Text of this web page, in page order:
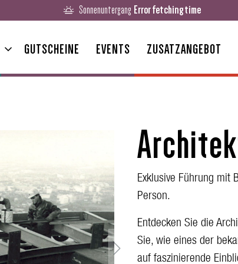
Sonnenuntergang Error fetching time
GUTSCHEINE EVENTS ZUSATZANGEBOT
Exklusive Führung mit
Person.
Entdecken Sie die
Sie, wie eines der
auf faszinierende